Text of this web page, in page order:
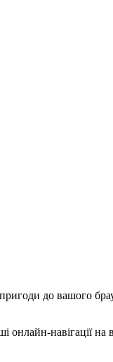
до вашого
навігації на